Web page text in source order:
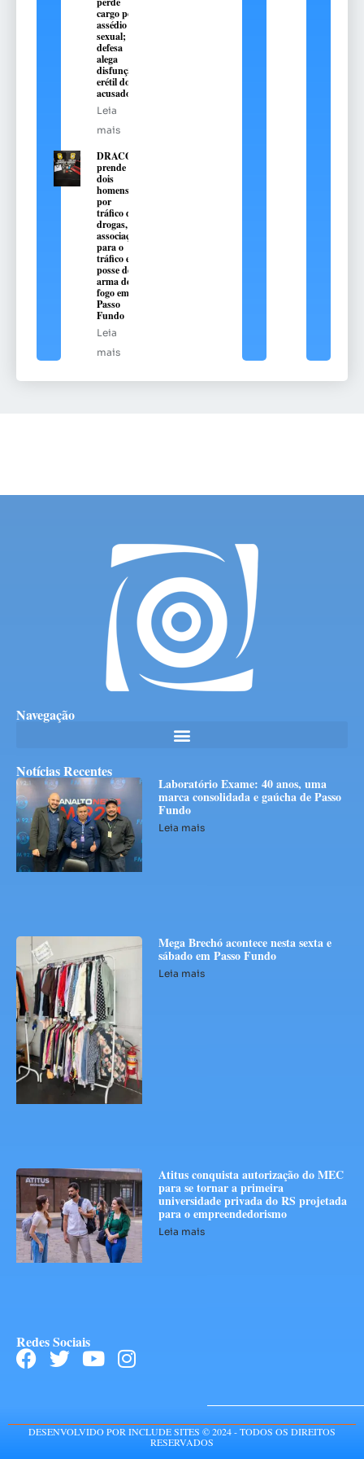
cargo por
assédio
sexual;
defesa
alega
disfunção
erétil do
acusado
Leia
mais
DRACO
prende
dois
homens
por
tráfico de
drogas,
associação
para o
tráfico e
posse de
arma de
fogo em
Passo
Fundo
Leia
mais
Navegação
Notícias Recentes
Laboratório Exame: 40 anos, uma
marca consolidada e gaúcha de Passo
Fundo
Leia mais
Mega Brechó acontece nesta sexta e
sábado em Passo Fundo
Leia mais
Atitus conquista autorização do MEC
para se tornar a primeira
universidade privada do RS projetada
para o empreendedorismo
Leia mais
Redes Sociais
DESENVOLVIDO POR INCLUDE SITES © 2024 - TODOS OS DIREITOS
RESERVADOS